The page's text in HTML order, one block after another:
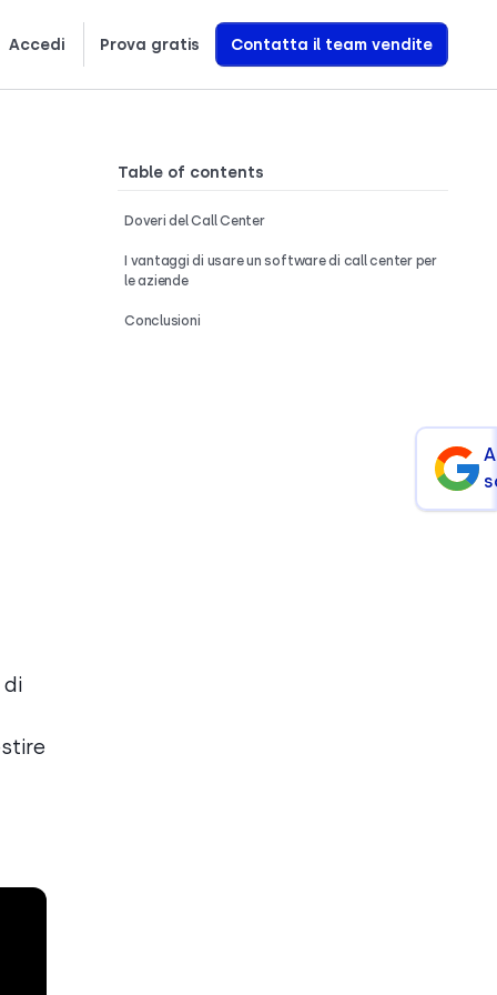
Accedi Prova gratis Contatta il team vendite
Table of contents
Doveri del Call Center
I vantaggi di usare un software di call center per
le aziende
Conclusioni
di